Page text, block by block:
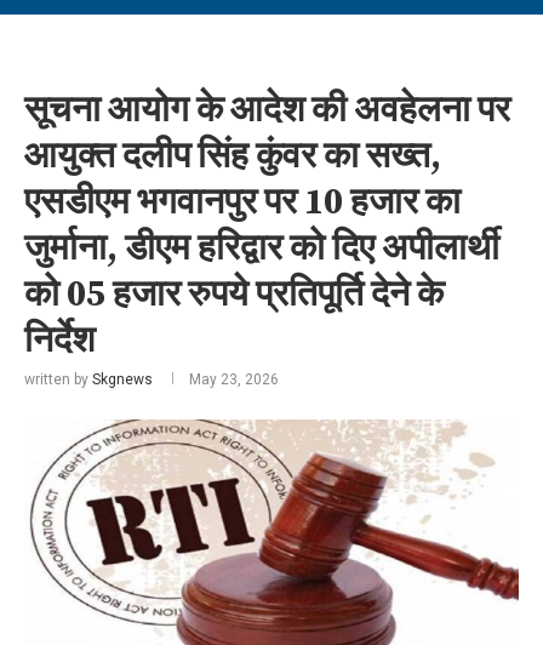
सूचना आयोग के आदेश की अवहेलना पर
आयुक्त दलीप सिंह कुंवर का सख्त,
एसडीएम भगवानपुर पर 10 हजार का
जुर्माना, डीएम हरिद्वार को दिए अपीलार्थी
को 05 हजार रुपये प्रतिपूर्ति देने के
निर्देश
written by Skgnews May 23, 2026